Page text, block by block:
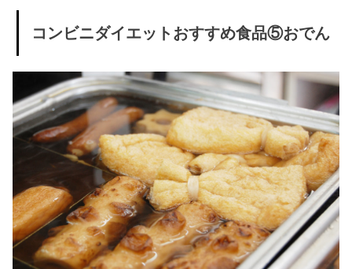
ンビニ
②ナッ
ツ類
» ダイエ
ット中
OKなコ
ンビニ
おやつ
③ギリ
コンビニダイエットおすすめ食品⑤おでん